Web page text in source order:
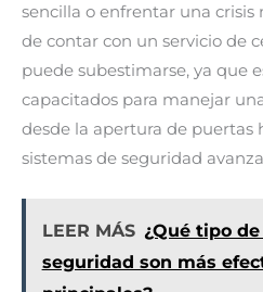
sencilla o enfrentar una
de contar con un servicio de
puede subestimarse, ya que
capacitados para manejar
desde la apertura de puertas
sistemas de seguridad
LEER MÁS ¿Qué tipo
seguridad son más